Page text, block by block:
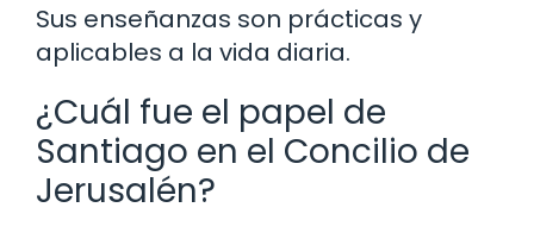
Sus enseñanzas son prácticas y
aplicables a la vida diaria.
¿Cuál fue el papel de
Santiago en el Concilio de
Jerusalén?